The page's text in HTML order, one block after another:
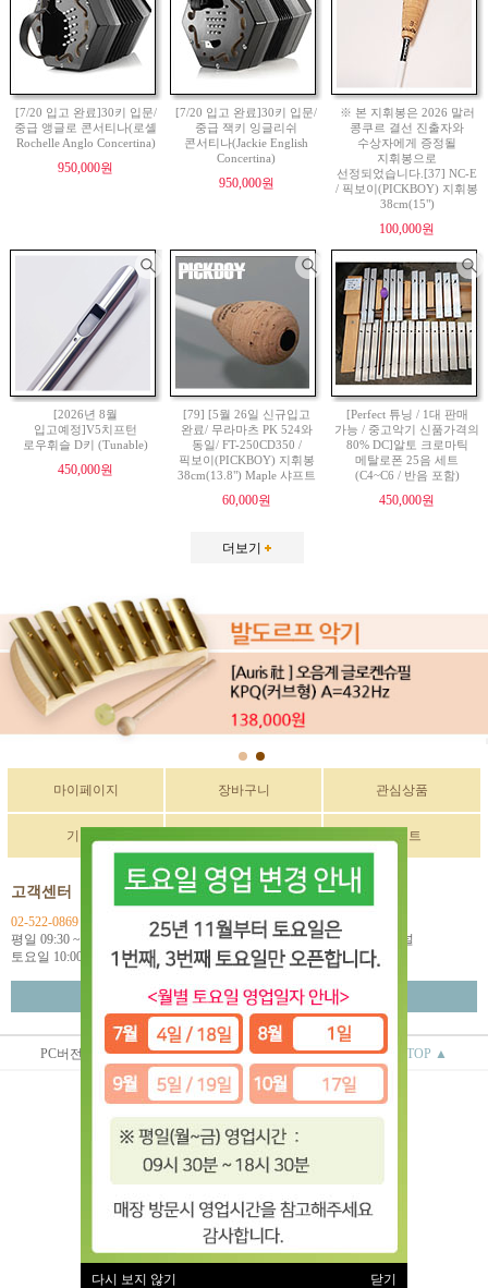
[7/20 입고 완료]30키 입문/
중급 앵글로 콘서티나(로셸
Rochelle Anglo Concertina)
950,000원
[7/20 입고 완료]30키 입문/
중급 잭키 잉글리쉬
콘서티나(Jackie English
Concertina)
950,000원
※ 본 지휘봉은 2026 말러
콩쿠르 결선 진출자와
수상자에게 증정될
지휘봉으로
선정되었습니다.[37] NC-E
/ 픽보이(PICKBOY) 지휘봉
38cm(15")
100,000원
[2026년 8월
입고예정]V5치프턴
로우휘슬 D키 (Tunable)
450,000원
[79] [5월 26일 신규입고
완료/ 무라마츠 PK 524와
동일/ FT-250CD350 /
픽보이(PICKBOY) 지휘봉
38cm(13.8") Maple 샤프트
60,000원
[Perfect 튜닝 / 1대 판매
가능 / 중고악기 신품가격의
80% DC]알토 크로마틱
메탈로폰 25음 세트
(C4~C6 / 반음 포함)
450,000원
더보기
마이페이지 장바구니 관심상품
기획전 이벤트
고객센터
02-522-0869
평일 09:30 ~ 18:00
토요일 10:00 ~ 18:00
입금계좌정보
국민 270901-04-033114
예금주: (주)한독인터네셔널
월~금 택배마감 16:00
고객센터 연결
PC버전 상점정보 이용안내 TOP ▲
(주)한독인터네셔널
대표 : 오상배 ㅣ 개인정보 보호 책임자 : 오상배
사업자 등록번호 : 129-81-79618
통신판매업신고번호 : 제 2014-서울서초-0781호
전화 : 02-522-0869
(서초동 1585-10번지 2층)
이용약관| 개인정보처리방침
유럽악기 ⓒ All rights reserved.
다시 보지 않기 닫기